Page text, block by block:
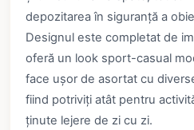
depozitarea în siguranță a
Designul este completat de
oferă un look sport-casual
face ușor de asortat cu
fiind potriviți atât pentru
ținute lejere de zi cu zi.